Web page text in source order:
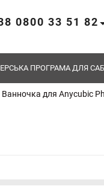
0800 33 51 82
ПРОГРАМА ДЛЯ
Ванночка для Anycubic